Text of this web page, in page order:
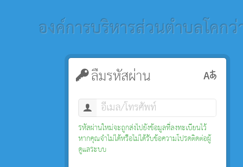
องค์การบริหารส่วนตำบลโคก
ลืมรหัสผ่าน
รหัสผ่านใหม่จะถูกส่งไปยังข้อมูลที่ลงทะเบียนไว้
หากคุณจำไม่ได้หรือไม่ได้รับข้อความโปรดติดต่อผู้
ดูแลระบบ